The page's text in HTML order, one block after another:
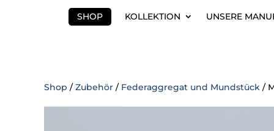
SHOP KOLLEKTION UNSERE
Shop /Zubehör / Federaggregat und Mundstück /